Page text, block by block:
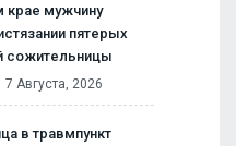
крае мужчину
пятерых
сожительницы
7 Августа, 2026
в травмпункт